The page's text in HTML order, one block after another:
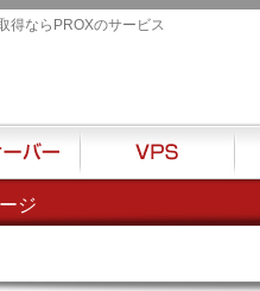
ジ
得ならPROXのサービス
VPS ハ